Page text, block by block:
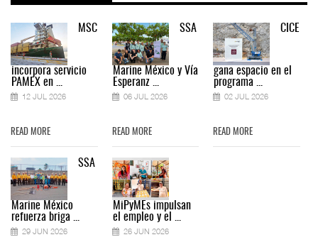
MSC
incorpora servicio
PAMEX en ...
12 JUL 2026
READ MORE
SSA
Marine México
refuerza briga ...
29 JUN 2026
SSA
Marine México y Vía
Esperanz ...
06 JUL 2026
READ MORE
MiPyMEs impulsan
el empleo y el ...
26 JUN 2026
CICE
gana espacio en el
programa ...
02 JUL 2026
READ MORE